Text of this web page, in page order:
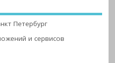
Петербург
и сервисов